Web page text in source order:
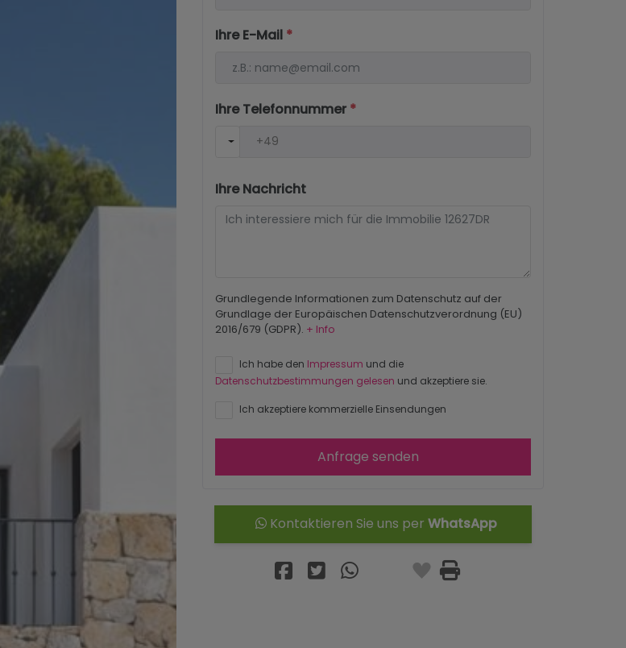
Ihre E-Mail *
Ihre Telefonnummer *
Ihre Nachricht
Grundlegende Informationen zum Datenschutz auf der
Grundlage der Europäischen Datenschutzverordnung (EU)
2016/679 (GDPR). + Info
Ich habe den Impressum und die
Datenschutzbestimmungen gelesen und akzeptiere sie.
Ich akzeptiere kommerzielle Einsendungen
Anfrage senden
Kontaktieren Sie uns per WhatsApp